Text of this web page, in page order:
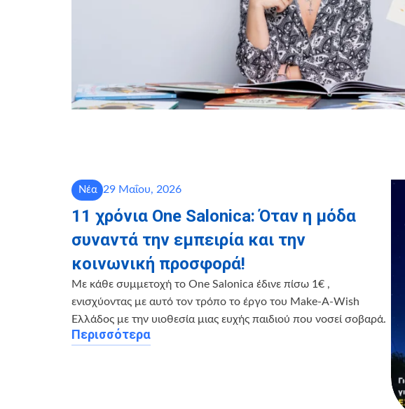
Νέα 29 Μαΐου, 2026
11 χρόνια One Salonica: Όταν η μόδα
συναντά την εμπειρία και την
κοινωνική προσφορά!
Με κάθε συμμετοχή το One Salonica έδινε πίσω 1€ ,
ενισχύοντας με αυτό τον τρόπο το έργο του Make-A-Wish
Ελλάδος με την υιοθεσία μιας ευχής παιδιού που νοσεί σοβαρά.
Περισσότερα